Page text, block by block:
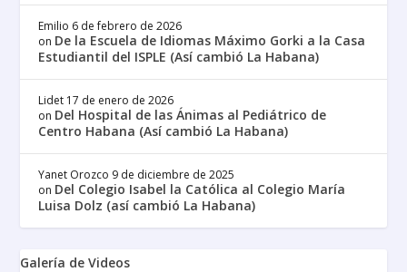
Emilio 6 de febrero de 2026
on De la Escuela de Idiomas Máximo Gorki a la Casa
Estudiantil del ISPLE (Así cambió La Habana)
Lidet 17 de enero de 2026
on Del Hospital de las Ánimas al Pediátrico de
Centro Habana (Así cambió La Habana)
Yanet Orozco 9 de diciembre de 2025
on Del Colegio Isabel la Católica al Colegio María
Luisa Dolz (así cambió La Habana)
Galería de Videos